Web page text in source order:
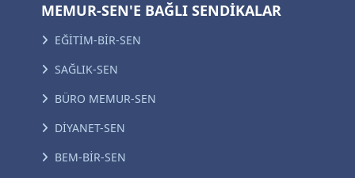
MEMUR-SEN'E BAĞLI SENDİKALAR
EĞİTİM-BİR-SEN
SAĞLIK-SEN
BÜRO MEMUR-SEN
DİYANET-SEN
BEM-BİR-SEN